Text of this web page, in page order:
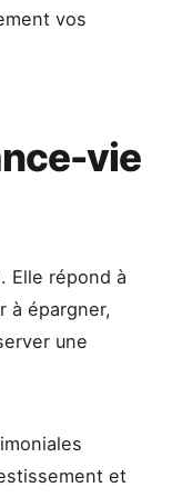
vos
vie
Elle répond à
à épargner,
une
et